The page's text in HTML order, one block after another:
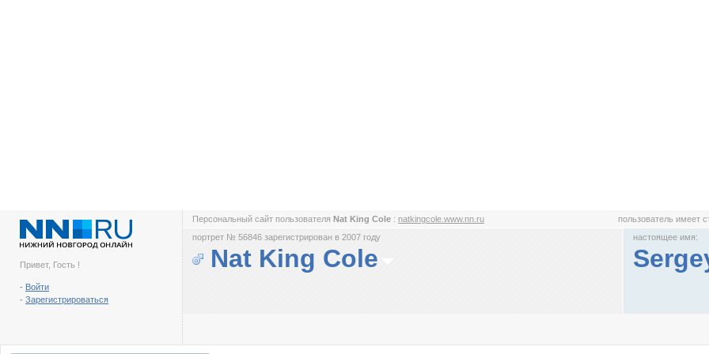
Привет, Гость !
- Войти
- Зарегистрироваться
Персональный сайт пользователя Nat King Cole : natkingcole.www.nn.ru пользователь имеет
портрет № 56846 зарегистрирован в 2007 году
Nat King Cole
настоящее имя: